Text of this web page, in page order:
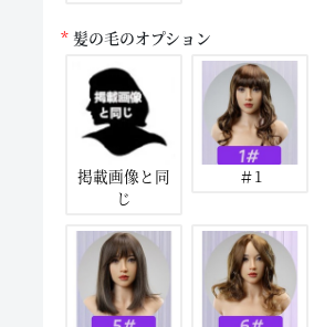
髪の毛のオプション
掲載画像と同
じ
＃1